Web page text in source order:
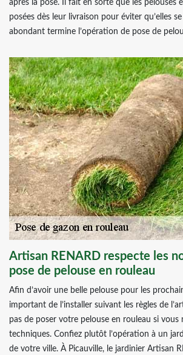
après la pose. Il fait en sorte que les pelouses
posées dès leur livraison pour éviter qu’elles
abondant termine l’opération de pose de
Artisan RENARD respecte les
pose de pelouse en rouleau
Afin d’avoir une belle pelouse pour les
important de l’installer suivant les règles de
pas de poser votre pelouse en rouleau si vous
techniques. Confiez plutôt l’opération à un
de votre ville. À Picauville, le jardinier Artisan